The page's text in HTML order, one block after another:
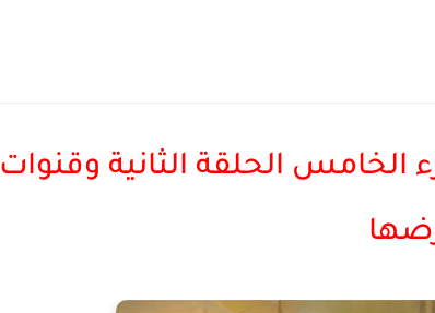
الخامس الحلقة الثانية وقنوات